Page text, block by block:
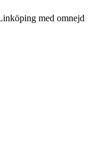
med omnejd